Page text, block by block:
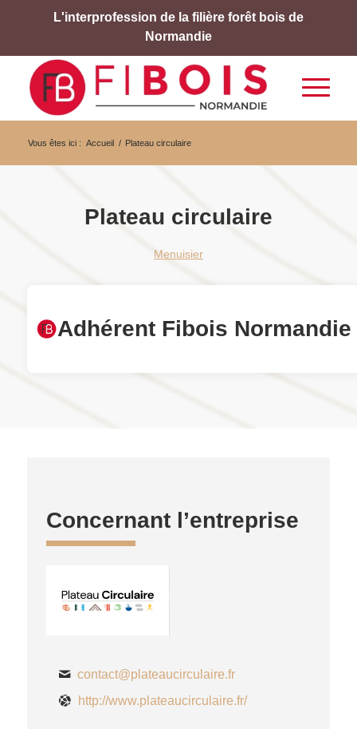
L'interprofession de la filière forêt bois de
Normandie
Vous êtes ici : Accueil / Plateau circulaire
Plateau circulaire
Menuisier
Adhérent Fibois Normandie
Concernant l’entreprise
contact@plateaucirculaire.fr
http://www.plateaucirculaire.fr/